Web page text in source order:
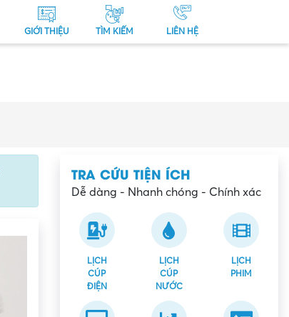
GIỚI THIỆU TÌM KIẾM LIÊN HỆ
TRA CỨU TIỆN ÍCH
Dễ dàng - Nhanh chóng - Chính xác
LỊCH
CÚP
ĐIỆN
LỊCH
CÚP
NƯỚC
LỊCH
PHIM